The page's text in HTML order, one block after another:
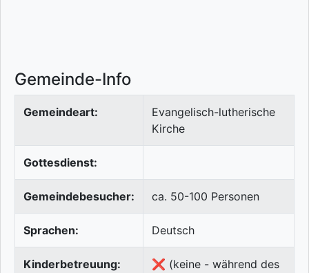
Gemeinde-Info
Gemeindeart:
Evangelisch-lutherische
Kirche
Gottesdienst:
Gemeindebesucher: ca. 50-100 Personen
Sprachen: Deutsch
Kinderbetreuung:
❌ (keine - während des